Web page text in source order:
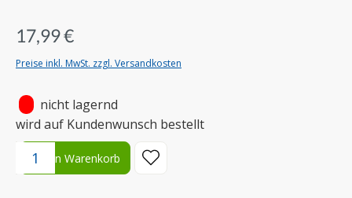
17,99 €
Preise inkl. MwSt. zzgl. Versandkosten
nicht lagernd
wird auf Kundenwunsch bestellt
Produkt Anzahl: Gib den gewünschten Wert ein oder benutze
In den Warenkorb